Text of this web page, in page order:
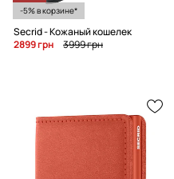
-5% в корзине*
Secrid - Кожаный кошелек
2899 грн
3999 грн